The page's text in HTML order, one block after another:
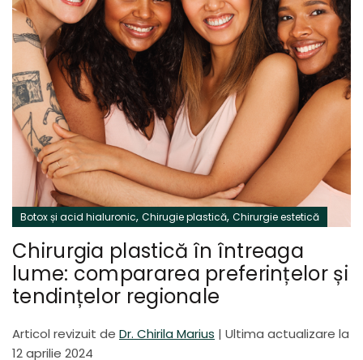
Botox și acid hialuronic, Chirugie plastică, Chirurgie estetică
Chirurgia plastică în întreaga
lume: compararea preferințelor și
tendințelor regionale
Articol revizuit de Dr. Chirila Marius | Ultima actualizare la
12 aprilie 2024